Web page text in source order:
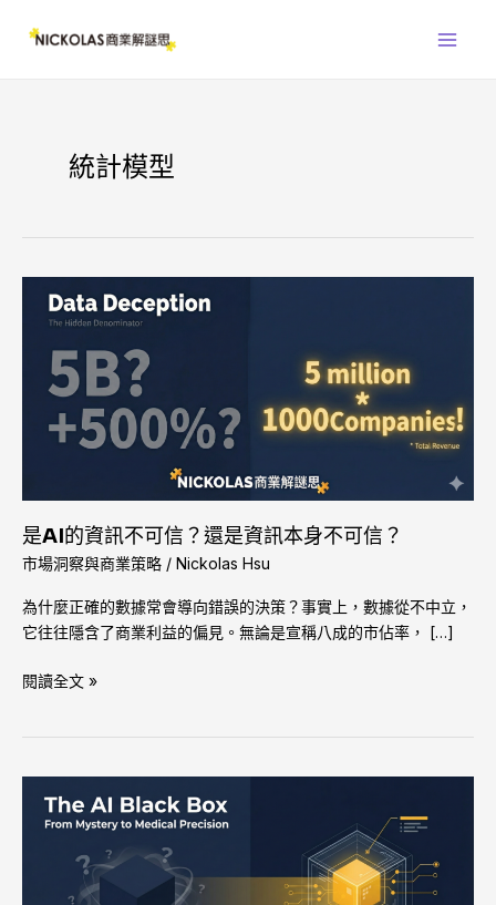
統計模型
是AI的資訊不可信？還是資訊本身不可信？
市場洞察與商業策略 / Nickolas Hsu
為什麼正確的數據常會導向錯誤的決策？事實上，數據從不中立，
它往往隱含了商業利益的偏見。無論是宣稱八成的市佔率， […]
資
訊
身
不
可
閱讀全文 »